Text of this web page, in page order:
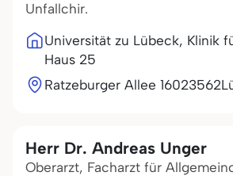
Unfallchir.
Universität zu Lübeck, Klinik
Haus 25
Ratzeburger Allee 16023562
Herr Dr. Andreas Unger
Oberarzt, Facharzt für